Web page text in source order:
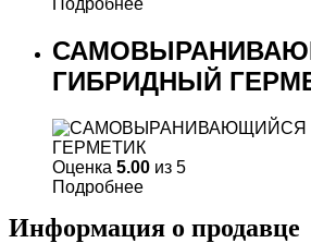
Подробнее
ГИБРИДНЫЙ
Оценка 5.00 из 5
Подробнее
Информация о продавце